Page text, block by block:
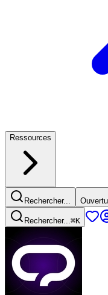
Ressources
Rechercher...
Rechercher...⌘K